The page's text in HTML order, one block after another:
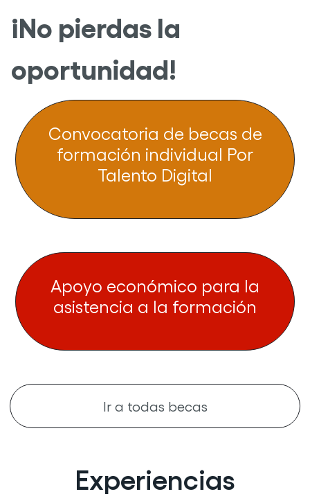
¡No pierdas la
oportunidad!
Convocatoria de becas de
formación individual Por
Talento Digital
Apoyo económico para la
asistencia a la formación
Ir a todas becas
Experiencias